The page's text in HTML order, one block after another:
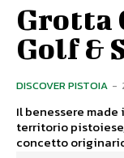
Grotta
Golf &
DISCOVER PISTOIA -
Il benessere made in Tuscany.
territorio
concetto